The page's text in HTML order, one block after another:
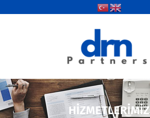
HIZMETLERIMIZ